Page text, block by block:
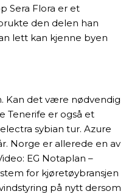
Sera Flora er et
den delen han
lett kan kjenne byen
Kan det være nødvendig
Tenerife er også et
sybian tur. Azure
Norge er allerede en av
EG Notaplan –
for kjøretøybransjen
på nytt dersom